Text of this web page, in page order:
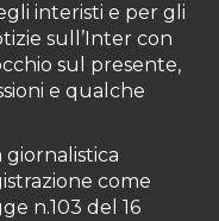
interisti e per gli
sull’Inter con
sul presente,
e qualche
come
n.103 del 16